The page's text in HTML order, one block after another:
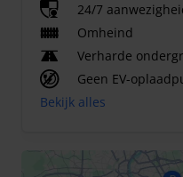
24/7
Omheind
Verharde
Geen EV-
Bekijk alles